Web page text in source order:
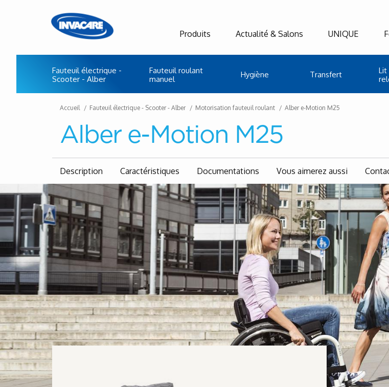
Produits
Fauteuil électrique -
Scooter - Alber
Fauteuil roulant
manuel
Hygiène Transfert
Lit
Actualité & Salons UNIQUE
Accueil Fauteuil électrique - Scooter - Alber Motorisation fauteuil roulant Alber e-Motion M25
Alber e-Motion M25
Description Caractéristiques Documentations Vous aimerez aussi